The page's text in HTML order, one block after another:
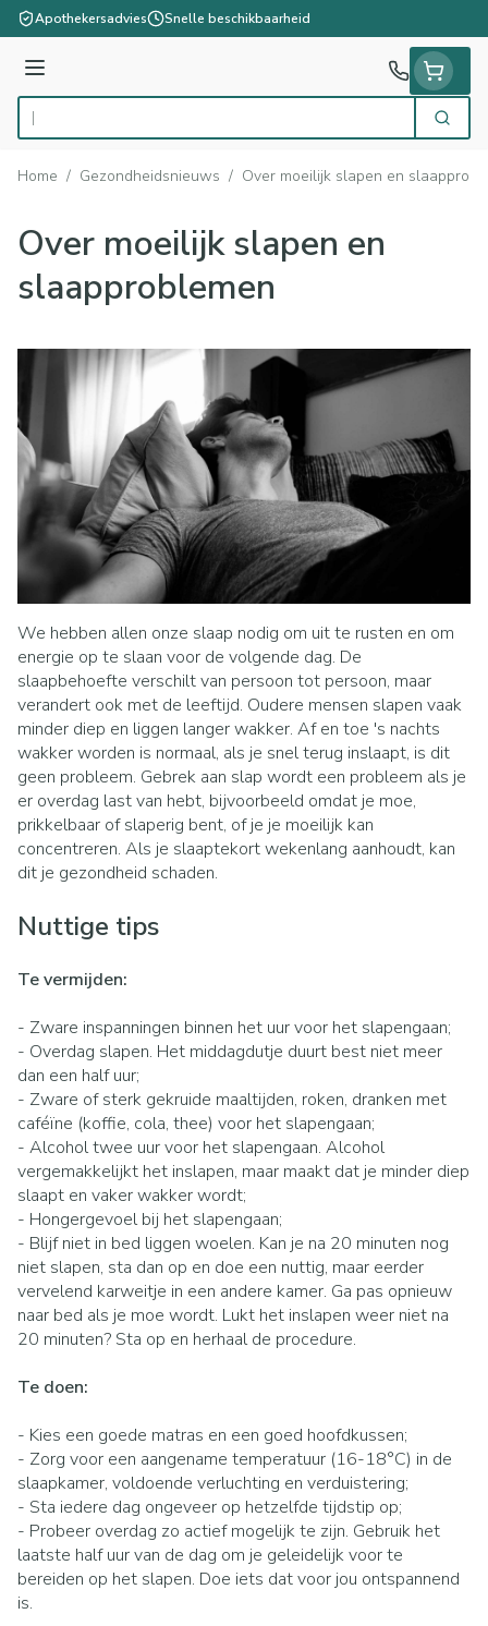
Ga naar de inhoud
Apothekersadvies Snelle beschikbaarheid
Menu
Product, merk, categorie... Zoek
Home / Gezondheidsnieuws / Over moeilijk slapen en
Over moeilijk slapen en
slaapproblemen
We hebben allen onze slaap nodig om uit te rusten en om
energie op te slaan voor de volgende dag. De
slaapbehoefte verschilt van persoon tot persoon, maar
verandert ook met de leeftijd. Oudere mensen slapen vaak
minder diep en liggen langer wakker. Af en toe 's nachts
wakker worden is normaal, als je snel terug inslaapt, is dit
geen probleem. Gebrek aan slap wordt een probleem als je
er overdag last van hebt, bijvoorbeeld omdat je moe,
prikkelbaar of slaperig bent, of je je moeilijk kan
concentreren. Als je slaaptekort wekenlang aanhoudt, kan
dit je gezondheid schaden.
Nuttige tips
Te vermijden:
- Zware inspanningen binnen het uur voor het slapengaan;
- Overdag slapen. Het middagdutje duurt best niet meer
dan een half uur;
- Zware of sterk gekruide maaltijden, roken, dranken met
caféïne (koffie, cola, thee) voor het slapengaan;
- Alcohol twee uur voor het slapengaan. Alcohol
vergemakkelijkt het inslapen, maar maakt dat je minder diep
slaapt en vaker wakker wordt;
- Hongergevoel bij het slapengaan;
- Blijf niet in bed liggen woelen. Kan je na 20 minuten nog
niet slapen, sta dan op en doe een nuttig, maar eerder
vervelend karweitje in een andere kamer. Ga pas opnieuw
naar bed als je moe wordt. Lukt het inslapen weer niet na
20 minuten? Sta op en herhaal de procedure.
Te doen:
- Kies een goede matras en een goed hoofdkussen;
- Zorg voor een aangename temperatuur (16-18°C) in de
slaapkamer, voldoende verluchting en verduistering;
- Sta iedere dag ongeveer op hetzelfde tijdstip op;
- Probeer overdag zo actief mogelijk te zijn. Gebruik het
laatste half uur van de dag om je geleidelijk voor te
bereiden op het slapen. Doe iets dat voor jou ontspannend
is.